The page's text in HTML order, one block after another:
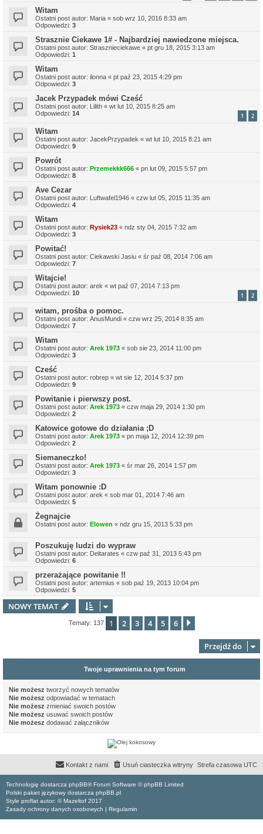
Witam
Ostatni post autor: Maria « sob wrz 10, 2016 8:33 am
Odpowiedzi: 3
Strasznie Ciekawe 1# - Najbardziej nawiedzone miejsca.
Ostatni post autor: Strasznieciekawe « pt gru 18, 2015 3:13 am
Odpowiedzi: 1
Witam
Ostatni post autor: ilonna « pt paź 23, 2015 4:29 pm
Odpowiedzi: 3
Jacek Przypadek mówi Cześć
Ostatni post autor: Lilith « wt lut 10, 2015 8:25 am
Odpowiedzi: 14 1 2
Witam
Ostatni post autor: JacekPrzypadek « wt lut 10, 2015 8:21 am
Odpowiedzi: 9
Powrót
Ostatni post autor: Przemekkk666 « pn lut 09, 2015 5:57 pm
Odpowiedzi: 8
Ave Cezar
Ostatni post autor: Luftwafel1946 « czw lut 05, 2015 11:35 am
Odpowiedzi: 4
Witam
Ostatni post autor: Rysiek23 « ndz sty 04, 2015 7:32 am
Odpowiedzi: 3
Powitać!
Ostatni post autor: Ciekawski Jasiu « śr paź 08, 2014 7:06 am
Odpowiedzi: 7
Witajcie!
Ostatni post autor: arek « wt paź 07, 2014 7:13 pm
Odpowiedzi: 10 1 2
witam, prośba o pomoc.
Ostatni post autor: AnusMundi « czw wrz 25, 2014 8:35 am
Odpowiedzi: 7
Witam
Ostatni post autor: Arek 1973 « sob sie 23, 2014 11:00 pm
Odpowiedzi: 3
Cześć
Ostatni post autor: robrep « wt sie 12, 2014 5:37 pm
Odpowiedzi: 9
Powitanie i pierwszy post.
Ostatni post autor: Arek 1973 « czw maja 29, 2014 1:30 pm
Odpowiedzi: 2
Katowice gotowe do działania ;D
Ostatni post autor: Arek 1973 « pn maja 12, 2014 12:39 pm
Odpowiedzi: 2
Siemaneczko!
Ostatni post autor: Arek 1973 « śr mar 26, 2014 1:57 pm
Odpowiedzi: 3
Witam ponownie :D
Ostatni post autor: arek « sob mar 01, 2014 7:46 am
Odpowiedzi: 5
Żegnajcie
Ostatni post autor: Elowen « ndz gru 15, 2013 5:33 pm
Poszukuję ludzi do wypraw
Ostatni post autor: Deltarates « czw paź 31, 2013 5:43 pm
Odpowiedzi: 6
przerażające powitanie !!
Ostatni post autor: artemius « sob paź 19, 2013 10:04 pm
Odpowiedzi: 5
NOWY TEMAT
Tematy: 137 1 2 3 4 5 6
Przejdź do
Twoje uprawnienia na tym forum
Nie możesz tworzyć nowych tematów
Nie możesz odpowiadać w tematach
Nie możesz zmieniać swoich postów
Nie możesz usuwać swoich postów
Nie możesz dodawać załączników
Strefa czasowa UTC
Usuń ciasteczka witryny
Kontakt z nami
Technologię dostarcza phpBB® Forum Software © phpBB Limited
Polski pakiet językowy dostarcza phpBB.pl
Style proflat autor: ©Mazeltof 2017
Zasady ochrony danych osobowych | Regulamin